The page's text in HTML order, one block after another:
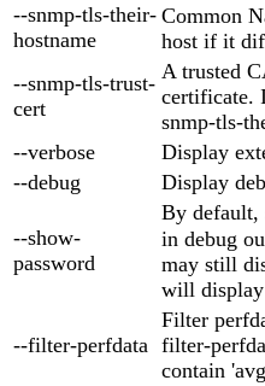
--snmp-tls-their-
hostname
Common
host if it
--snmp-tls-trust-
cert
A trusted
certificate.
snmp-tls-
--verbose
Display
--debug
Display
--show-
password
By default,
in debug
may still
will display
--filter-perfdata
Filter
filter-
contain